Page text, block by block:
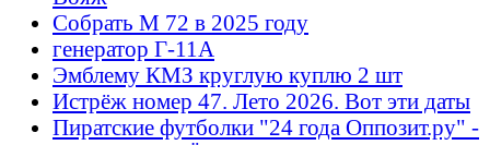
Собрать М 72 в 2025 году
генератор Г-11А
Эмблему КМЗ круглую куплю 2 шт
Истрёж номер 47. Лето 2026. Вот эти даты
Пиратские футболки "24 года Оппозит.ру" -